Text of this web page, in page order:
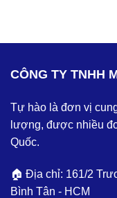
CÔNG TY TNHH
Tự hào là đơn vị
lượng, được nhiều
Quốc.
🏠 Địa chỉ: 161/2
Bình Tân - HCM